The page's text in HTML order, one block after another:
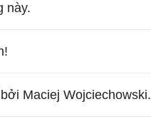
này.
Maciej Wojciechowski.